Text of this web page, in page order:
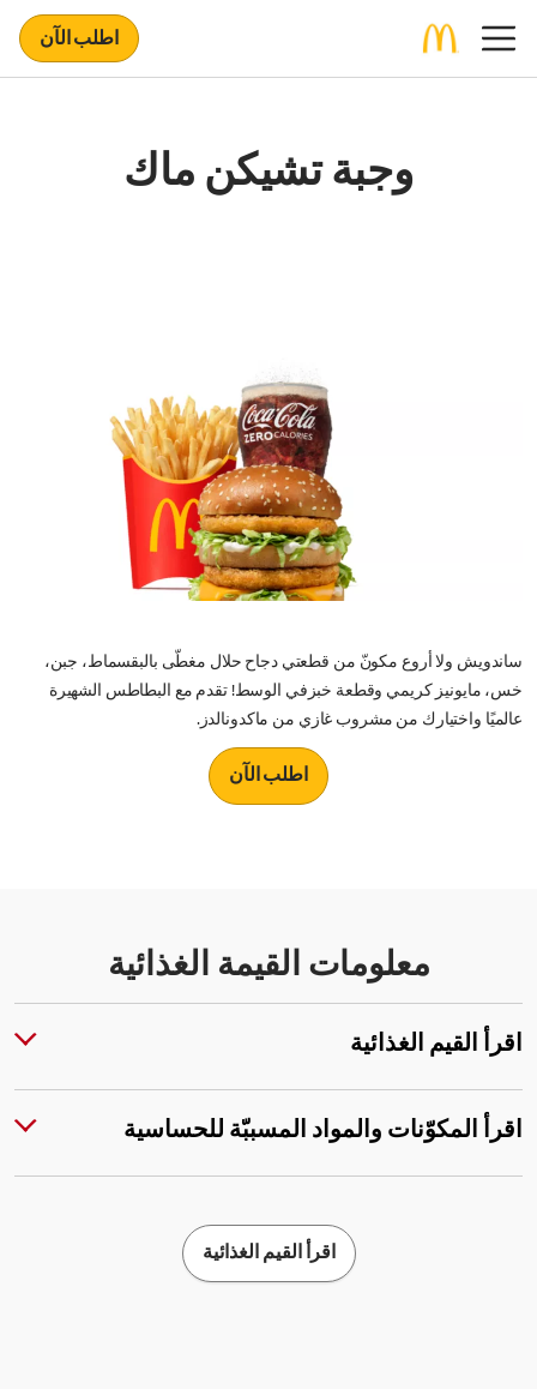
اطلب الآن
وجبة تشيكن ماك
ساندويش ولا أروع مكونّ من قطعتي دجاح حلال مغطّى بالبقسماط، جبن،
خس، مايونيز كريمي وقطعة خبزفي الوسط! تقدم مع البطاطس الشهيرة
عالميًا واختيارك من مشروب غازي من ماكدونالدز.
اطلب الآن
معلومات القيمة الغذائية
اقرأ القيم الغذائية
اقرأ المكوّنات والمواد المسببّة للحساسية
اقرأ القيم الغذائية